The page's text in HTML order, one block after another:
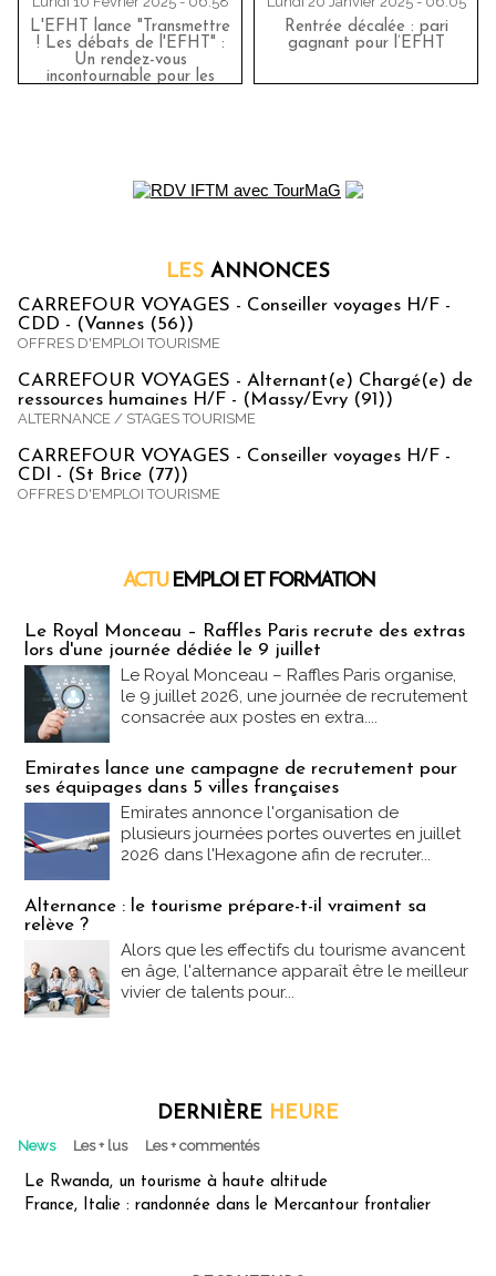
L'EFHT lance "Transmettre
! Les débats de l'EFHT" :
Un rendez-vous
incontournable pour les
Rentrée décalée : pari
gagnant pour l’EFHT
LES ANNONCES
CARREFOUR VOYAGES - Conseiller voyages H/F -
CDD - (Vannes (56))
OFFRES D'EMPLOI TOURISME
CARREFOUR VOYAGES - Alternant(e) Chargé(e) de
ressources humaines H/F - (Massy/Evry (91))
ALTERNANCE / STAGES TOURISME
CARREFOUR VOYAGES - Conseiller voyages H/F -
CDI - (St Brice (77))
OFFRES D'EMPLOI TOURISME
ACTU EMPLOI ET FORMATION
Le Royal Monceau – Raffles Paris recrute des extras
lors d'une journée dédiée le 9 juillet
Le Royal Monceau – Raffles Paris organise,
le 9 juillet 2026, une journée de recrutement
consacrée aux postes en extra....
Emirates lance une campagne de recrutement pour
ses équipages dans 5 villes françaises
Emirates annonce l'organisation de
plusieurs journées portes ouvertes en juillet
2026 dans l'Hexagone afin de recruter...
Alternance : le tourisme prépare-t-il vraiment sa
relève ?
Alors que les effectifs du tourisme avancent
en âge, l'alternance apparaît être le meilleur
vivier de talents pour...
DERNIÈRE HEURE
News Les + lus Les + commentés
Le Rwanda, un tourisme à haute altitude
France, Italie : randonnée dans le Mercantour frontalier